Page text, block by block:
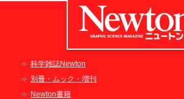
科学雑誌Newton
別冊・ムック・増刊
Newton書籍